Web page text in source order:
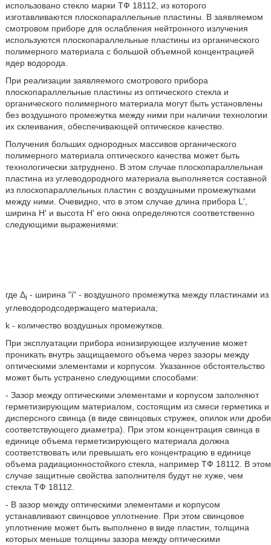
использовано стекло марки ТФ 18112, из которого
изготавливаются плоскопараллельные пластины. В заявляемом
смотровом приборе для ослабления нейтронного излучения
используются плоскопараллельные пластины из органического
полимерного материала с большой объемной концентрацией
ядер водорода.
При реализации заявляемого смотрового прибора
плоскопараллельные пластины из оптического стекла и
органического полимерного материала могут быть установлены
без воздушного промежутка между ними при наличии технологии
их склеивания, обеспечивающей оптическое качество.
Получения больших однородных массивов органического
полимерного материала оптического качества может быть
технологически затруднено. В этом случае плоскопараллельная
пластина из углеводородного материала выполняется составной
из плоскопараллельных пластин с воздушными промежутками
между ними. Очевидно, что в этом случае длина прибора L',
ширина Н' и высота Н' его окна определяются соответственно
следующими выражениями:
где Δi - ширина "i" - воздушного промежутка между пластинами из
углеводородсодержащего материала;
k - количество воздушных промежутков.
При эксплуатации прибора ионизирующее излучение может
проникать внутрь защищаемого объема через зазоры между
оптическими элементами и корпусом. Указанное обстоятельство
может быть устранено следующими способами:
- Зазор между оптическими элементами и корпусом заполняют
герметизирующим материалом, состоящим из смеси герметика и
дисперсного свинца (в виде свинцовых стружек, опилок или дроби
соответствующего диаметра). При этом концентрация свинца в
единице объема герметизирующего материала должна
соответствовать или превышать его концентрацию в единице
объема радиационностойкого стекла, например ТФ 18112. В этом
случае защитные свойства заполнителя будут не хуже, чем
стекла ТФ 18112.
- В зазор между оптическими элементами и корпусом
устанавливают свинцовое уплотнение. При этом свинцовое
уплотнение может быть выполнено в виде пластин, толщина
которых меньше толщины зазора между оптическими